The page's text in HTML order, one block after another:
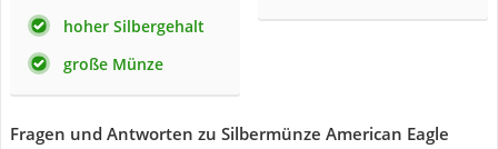
hoher Silbergehalt
große Münze
Fragen und Antworten zu Silbermünze American Eagle